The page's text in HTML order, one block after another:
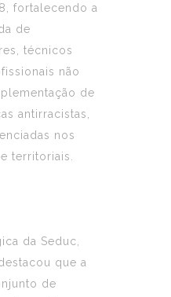
fortalecendo a
de
técnicos
não
de
antirracistas,
nos
territoriais.
da Seduc,
que a
de